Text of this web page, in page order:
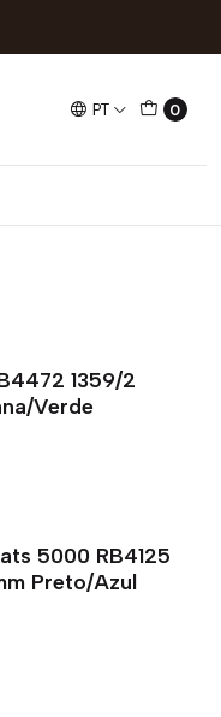
PT 0
1359/2
Verde
5000 RB4125
Preto/Azul